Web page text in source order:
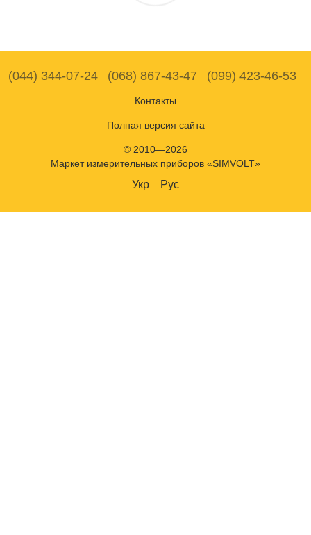
(044) 344-07-24 (068) 867-43-47 (099) 423-46-53
Контакты
Полная версия сайта
© 2010—2026
Маркет измерительных приборов «SIMVOLT»
Укр Рус